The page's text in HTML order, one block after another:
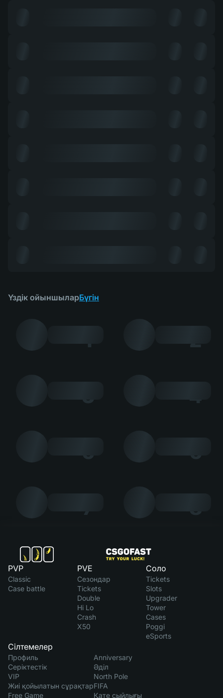
Үздік ойыншыларБүгін
1 2
3 4
5 6
7 8
PVP
Classic
Case battle
PVE
Сезондар
Tickets
Double
Hi Lo
Crash
X50
Соло
Tickets
Slots
Upgrader
Tower
Cases
Poggi
eSports
Сілтемелер
Профиль
Серіктестік
VIP
Жиі қойылатын сұрақтар
Free Game
Anniversary
Әділ
North Pole
FIFA
Қате сыйлығы